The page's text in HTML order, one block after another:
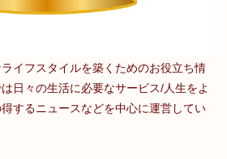
イフスタイルを築くためのお役立ち情
日々の生活に必要なサービス/人生をよ
するニュースなどを中心に運営してい